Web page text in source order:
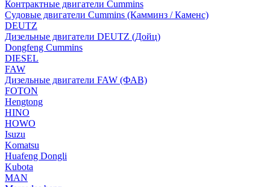
Контрактные двигатели Cummins
Судовые двигатели Cummins (Камминз / Каменс)
DEUTZ
Дизельные двигатели DEUTZ (Дойц)
Dongfeng Cummins
DIESEL
FAW
Дизельные двигатели FAW (ФАВ)
FOTON
Hengtong
HINO
HOWO
Isuzu
Komatsu
Huafeng Dongli
Kubota
MAN